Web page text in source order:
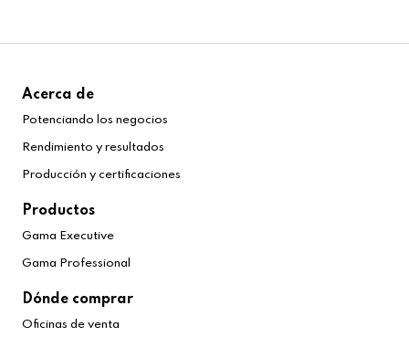
Acerca de
Potenciando los negocios
Rendimiento y resultados
Producción y certificaciones
Productos
Gama Executive
Gama Professional
Dónde comprar
Oficinas de venta